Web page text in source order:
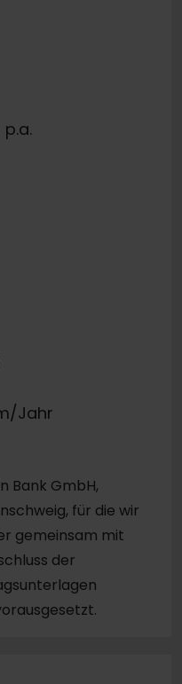
Jahr
Bank GmbH,
für die wir
gemeinsam mit
der